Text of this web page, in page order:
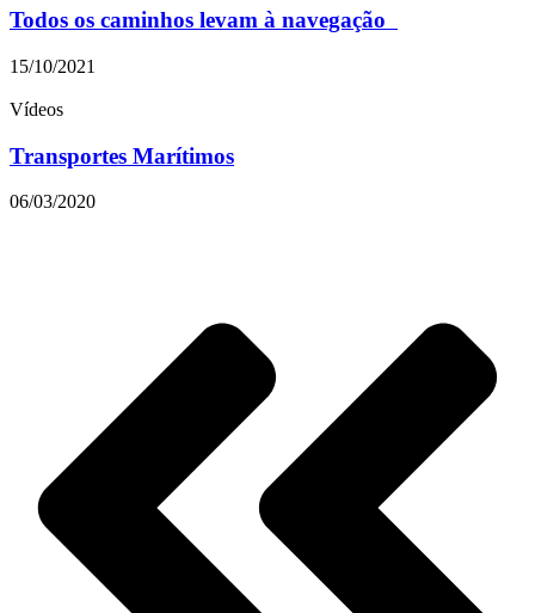
Todos os caminhos levam à navegação
15/10/2021
Vídeos
Transportes Marítimos
06/03/2020